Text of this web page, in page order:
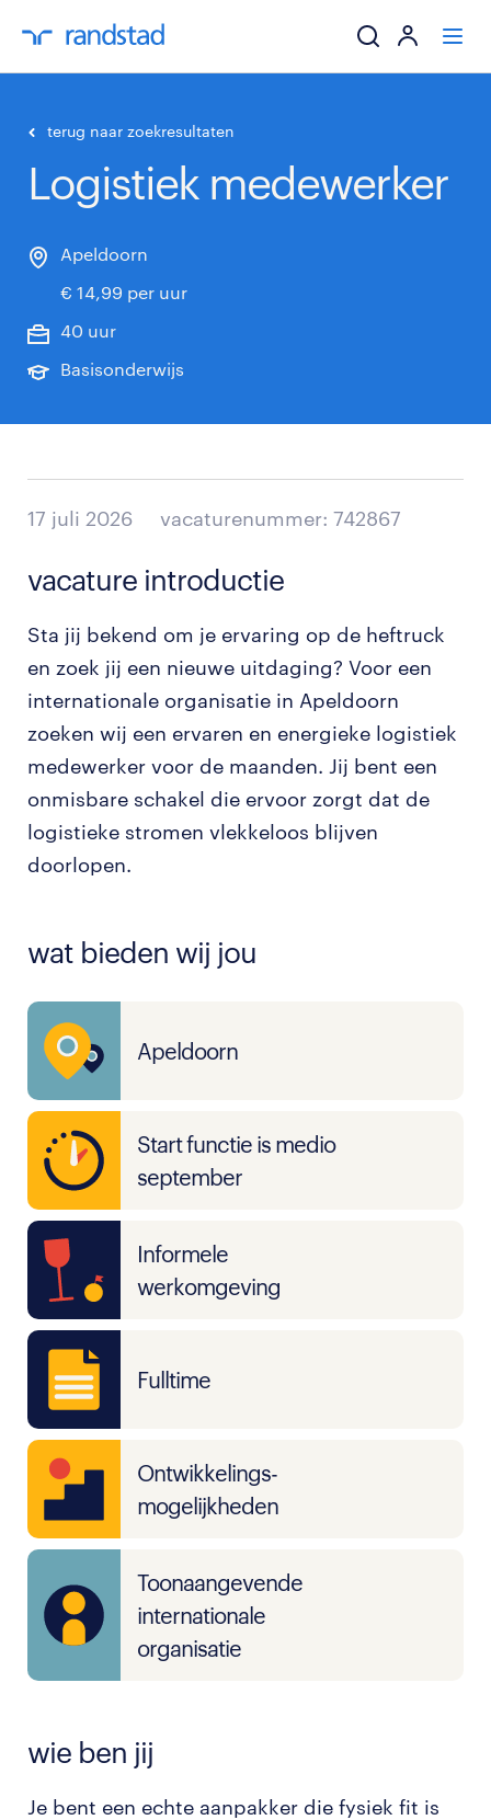
werkgevers
terug naar zoekresultaten
Logistiek medewerker
Apeldoorn
€ 14,99 per uur
40 uur
Basisonderwijs
17 juli 2026 vacaturenummer: 742867
vacature introductie
Sta jij bekend om je ervaring op de heftruck
en zoek jij een nieuwe uitdaging? Voor een
internationale organisatie in Apeldoorn
zoeken wij een ervaren en energieke logistiek
medewerker voor de maanden. Jij bent een
onmisbare schakel die ervoor zorgt dat de
logistieke stromen vlekkeloos blijven
doorlopen.
wat bieden wij jou
Apeldoorn
Start functie is medio
september
Informele
werkomgeving
Fulltime
Ontwikkelings-
mogelijkheden
Toonaangevende
internationale
organisatie
wie ben jij
Je bent een echte aanpakker die fysiek fit is